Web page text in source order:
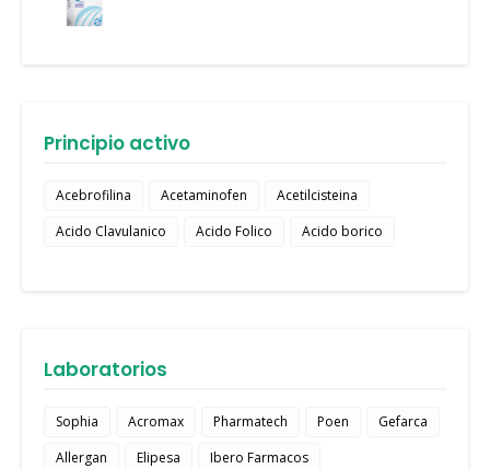
Principio activo
Acebrofilina Acetaminofen
Acetilcisteina
Acido Clavulanico
Acido Folico Acido borico
Laboratorios
Sophia Acromax Pharmatech Poen
Gefarca
Allergan
Elipesa
Ibero Farmacos